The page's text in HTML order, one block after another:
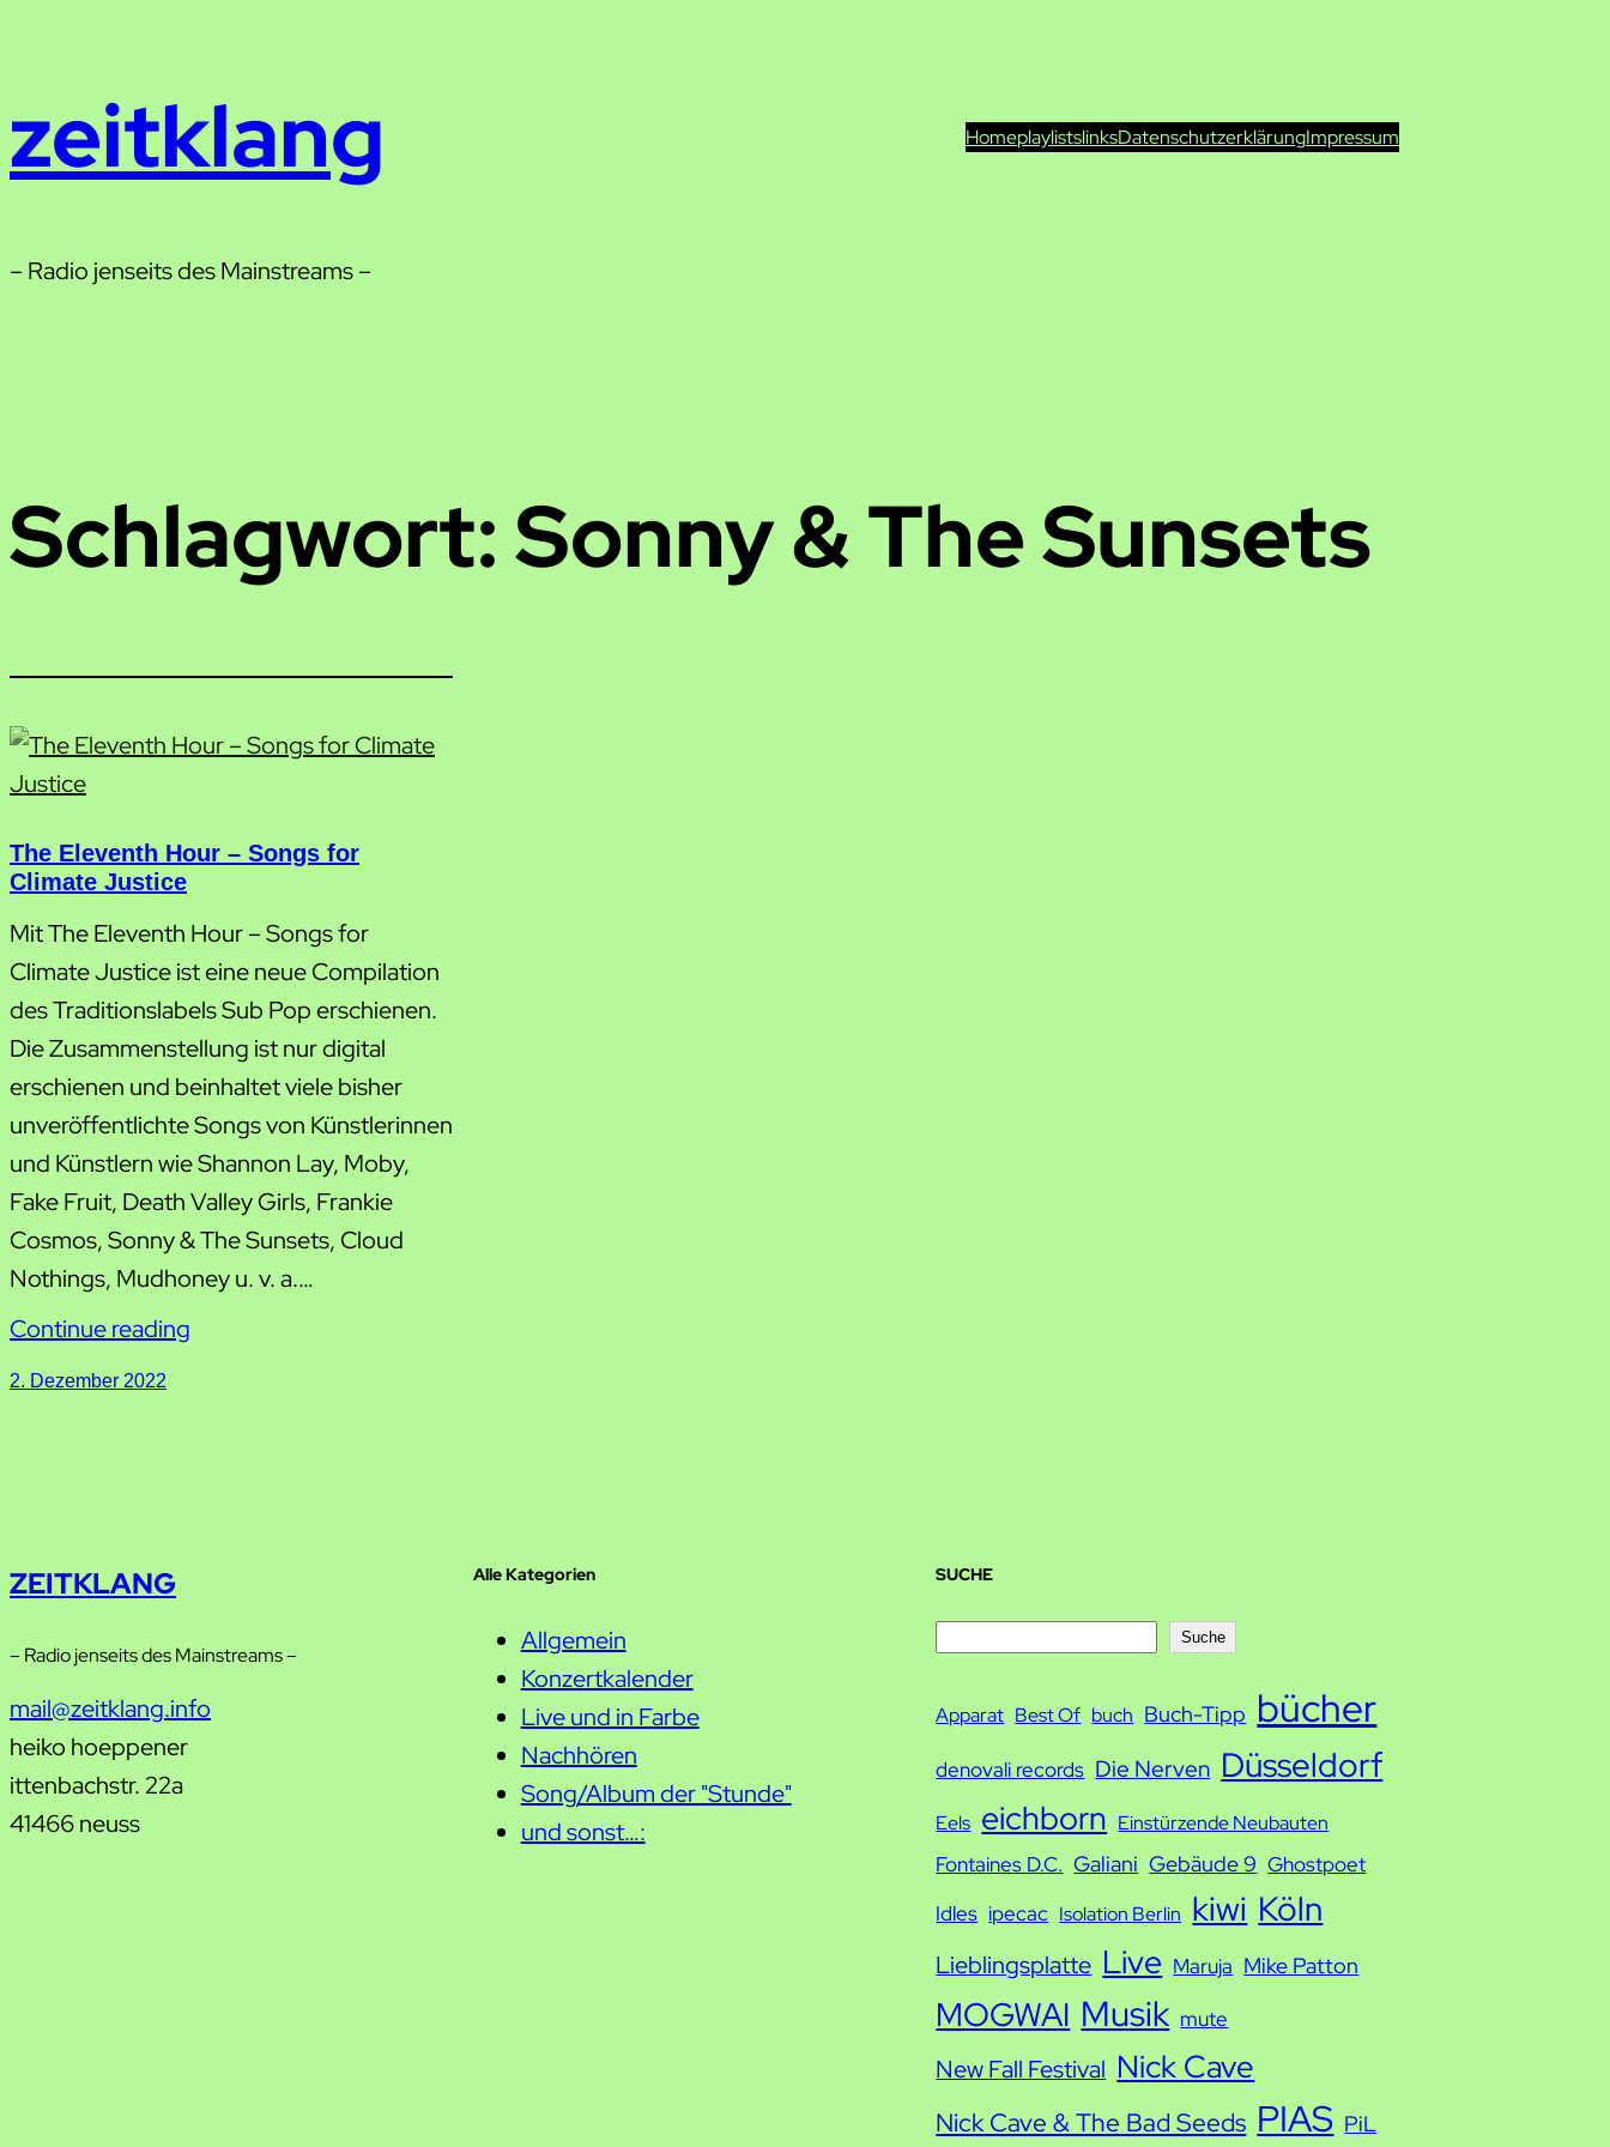
zeitklang HomeplaylistslinksDatenschutzerklärungImpressum
– Radio jenseits des Mainstreams –
Schlagwort:Sonny & The Sunsets
The Eleventh Hour – Songs for
Climate Justice
Mit The Eleventh Hour – Songs for
Climate Justice ist eine neue Compilation
des Traditionslabels Sub Pop erschienen.
Die Zusammenstellung ist nur digital
erschienen und beinhaltet viele bisher
unveröffentlichte Songs von Künstlerinnen
und Künstlern wie Shannon Lay, Moby,
Fake Fruit, Death Valley Girls, Frankie
Cosmos, Sonny & The Sunsets, Cloud
Nothings, Mudhoney u. v. a.…
Continue reading
2. Dezember 2022
ZEITKLANG
– Radio jenseits des Mainstreams –
mail@zeitklang.info
heiko hoeppener
ittenbachstr. 22a
41466 neuss
Alle Kategorien
Allgemein
Konzertkalender
Live und in Farbe
Nachhören
Song/Album der "Stunde"
und sonst…:
SUCHE
c
Suche
Apparat Best Of buch Buch-Tipp bücher
denovali records Die Nerven Düsseldorf
Eels eichborn Einstürzende Neubauten
Fontaines D.C. Galiani Gebäude 9 Ghostpoet
Idles ipecac Isolation Berlin kiwi Köln
Lieblingsplatte Live Maruja Mike Patton
MOGWAI Musik mute
New Fall Festival Nick Cave
Nick Cave & The Bad Seeds PIAS PiL